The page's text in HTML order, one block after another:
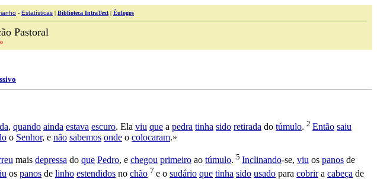
- Estatísticas | Biblioteca IntraText | Èulogos
Pastoral
, quando ainda estava escuro. Ela viu que a pedra tinha sido retirada do túmulo. 2 Então saiu
o Senhor, e não sabemos onde o colocaram.»
mais depressa do que Pedro, e chegou primeiro ao túmulo. 5 Inclinando-se, viu os panos de
os panos de linho estendidos no chão 7 e o sudário que tinha sido usado para cobrira cabeça de